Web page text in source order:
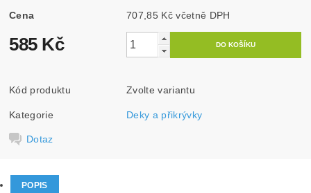
Cena 707,85 Kč včetně DPH
585 Kč
Kód produktu Zvolte variantu
Kategorie Deky a přikrývky
Dotaz
POPIS